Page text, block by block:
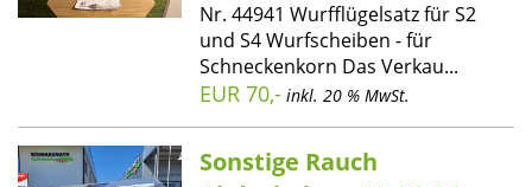
Nr. 44941 Wurfflügelsatz für S2
und S4 Wurfscheiben - für
Schneckenkorn Das Verkau...
EUR 70,- inkl. 20 % MwSt.
Sonstige Rauch